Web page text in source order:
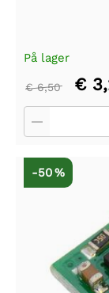
På lager
€ 6,50 €
-50 %